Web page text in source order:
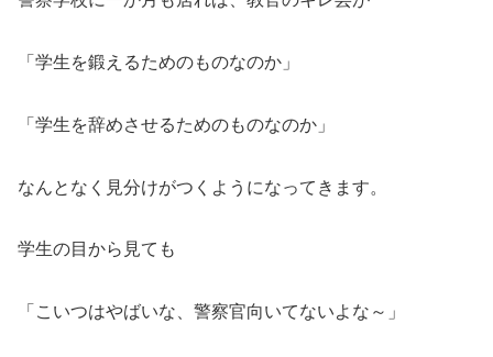
「学生を鍛えるためのものなのか」
「学生を辞めさせるためのものなのか」
なんとなく見分けがつくようになってきます。
学生の目から見ても
「こいつはやばいな、警察官向いてないよな～」